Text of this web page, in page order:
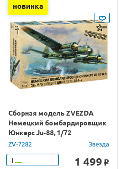
новинка
Сборная модель ZVEZDA
Немецкий бомбардировщик
Юнкерс Ju-88, 1/72
ZV-7282 Звезда
Т 1 499 o